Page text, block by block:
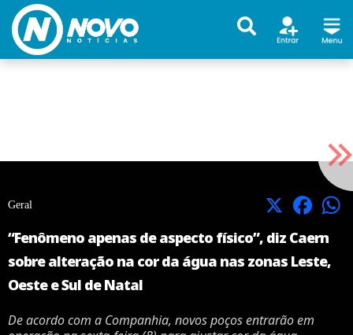
Geral X Facebook
“Fenômeno apenas de aspecto físico”, diz Caern
sobre alteração na cor da água nas zonas Leste,
Oeste e Sul de Natal
De acordo com a Companhia, novos poços entrarão em